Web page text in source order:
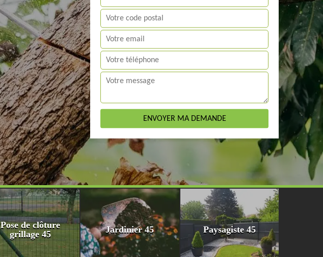
Pose de clôture
grillage 45
Jardinier 45 Paysagiste 45